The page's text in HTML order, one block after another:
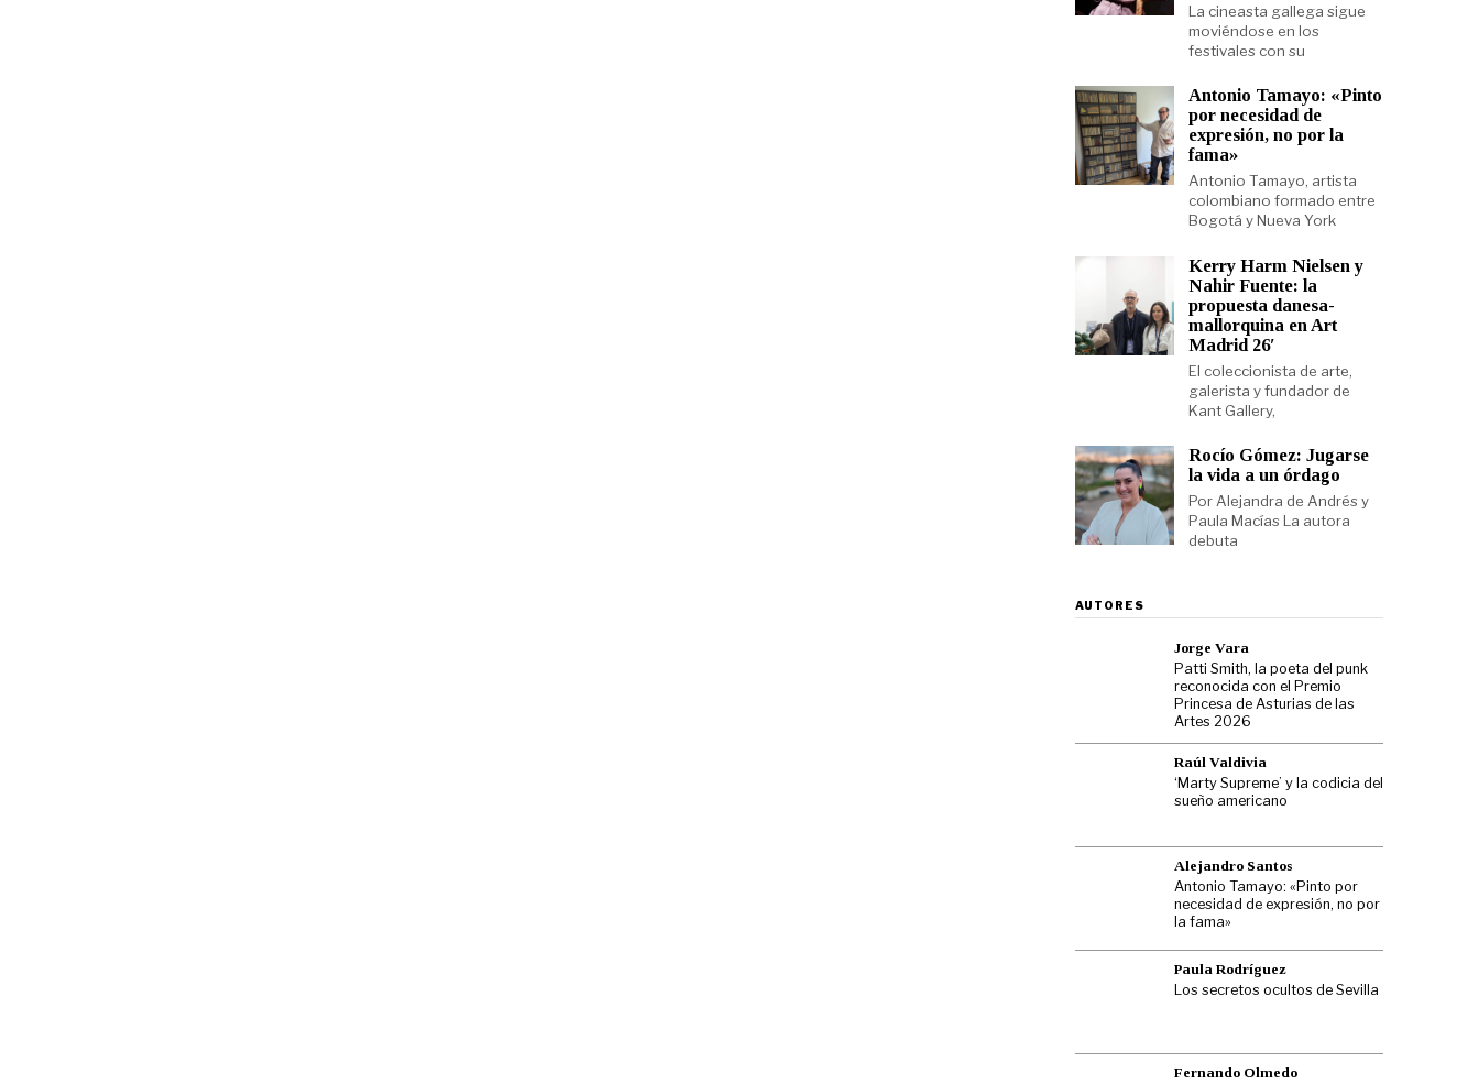
La cineasta gallega sigue
moviéndose en los
festivales con su
Antonio Tamayo: «Pinto
por necesidad de
expresión, no por la
fama»
Antonio Tamayo, artista
colombiano formado entre
Bogotá y Nueva York
Kerry Harm Nielsen y
Nahir Fuente: la
propuesta danesa-
mallorquina en Art
Madrid 26′
El coleccionista de arte,
galerista y fundador de
Kant Gallery,
Rocío Gómez: Jugarse
la vida a un órdago
Por Alejandra de Andrés y
Paula Macías La autora
debuta
AUTORES
Jorge Vara
Patti Smith, la poeta del punk
reconocida con el Premio
Princesa de Asturias de las
Artes 2026
Raúl Valdivia
‘Marty Supreme’ y la codicia del
sueño americano
Alejandro Santos
Antonio Tamayo: «Pinto por
necesidad de expresión, no por
la fama»
Paula Rodríguez
Los secretos ocultos de Sevilla
Fernando Olmedo